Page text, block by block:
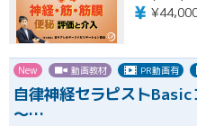
New 動画教材 PR動画有
自律神経セラピスト
〜…